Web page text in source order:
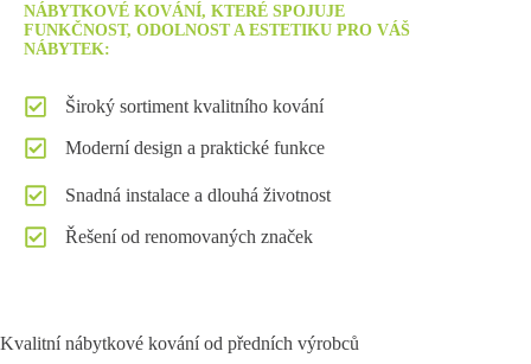
NÁBYTKOVÉ KOVÁNÍ, KTERÉ SPOJUJE
FUNKČNOST, ODOLNOST A ESTETIKU PRO VÁŠ
NÁBYTEK:
Široký sortiment kvalitního kování
Moderní design a praktické funkce
Snadná instalace a dlouhá životnost
Řešení od renomovaných značek
Kvalitní nábytkové kování od předních výrobců